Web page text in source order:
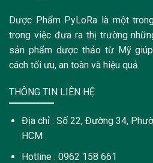
Dược Phẩm PyLoRa là một
trong việc đưa ra thị trường
sản phẩm dược thảo từ Mỹ
cách tối ưu, an toàn và hiệu quả.
THÔNG TIN LIÊN HỆ
Địa chỉ : Số 22, Đường 34,
HCM
Hotline : 0962 158 661